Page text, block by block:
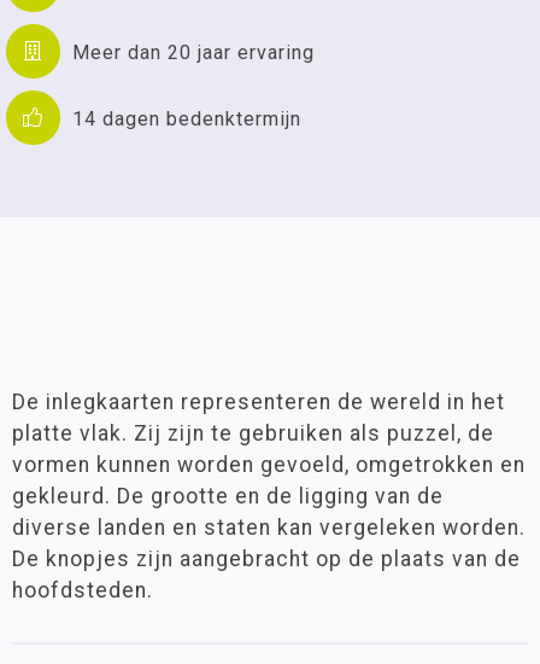
Meer dan 20 jaar ervaring
14 dagen bedenktermijn
De inlegkaarten representeren de wereld in het
platte vlak. Zij zijn te gebruiken als puzzel, de
vormen kunnen worden gevoeld, omgetrokken en
gekleurd. De grootte en de ligging van de
diverse landen en staten kan vergeleken worden.
De knopjes zijn aangebracht op de plaats van de
hoofdsteden.